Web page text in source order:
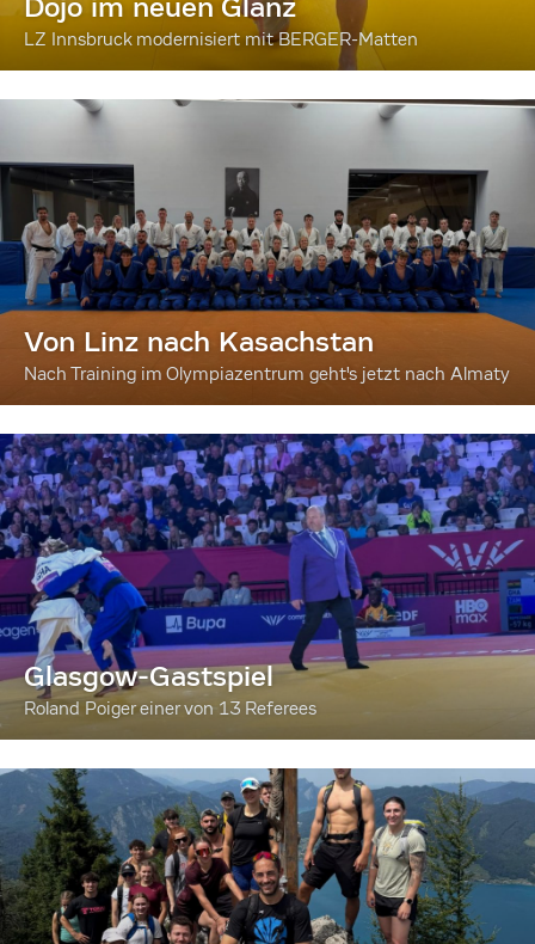
Dojo im neuen Glanz
LZ Innsbruck modernisiert mit BERGER-Matten
Von Linz nach Kasachstan
Nach Training im Olympiazentrum geht's jetzt nach Almaty
Glasgow-Gastspiel
Roland Poiger einer von 13 Referees